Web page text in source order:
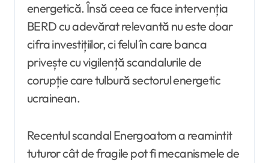
energetică. Însă ceea ce face intervenția
BERD cu adevărat relevantă nu este doar
cifra investițiilor, ci felul în care banca
privește cu vigilență scandalurile de
corupție care tulbură sectorul energetic
ucrainean.
Recentul scandal Energoatom a reamintit
tuturor cât de fragile pot fi mecanismele de